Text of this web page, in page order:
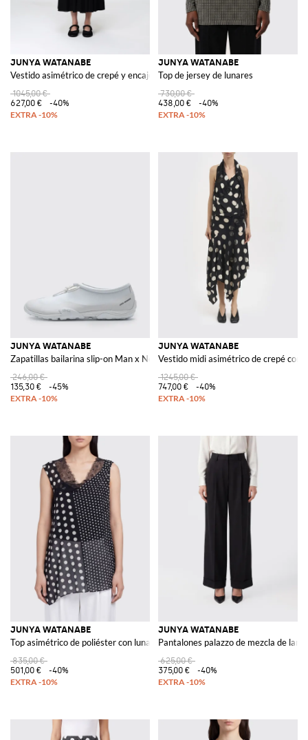
JUNYA WATANABE
Vestido asimétrico de crepé y encaje
1045,00 €
627,00 €
-40%
JUNYA WATANABE
Top de jersey de lunares
730,00 €
438,00 €
-40%
JUNYA WATANABE
Zapatillas bailarina slip-on Man x New Balance de piel sintética
246,00 €
135,30 €
-45%
JUNYA WATANABE
Vestido midi asimétrico de crepé con
1245,00 €
747,00 €
-40%
JUNYA WATANABE
Top asimétrico de poliéster con lunares e inserciones de encaje de
835,00 €
501,00 €
-40%
JUNYA WATANABE
Pantalones palazzo de mezcla de lana
625,00 €
375,00 €
-40%